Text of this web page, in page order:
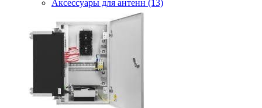
Аксессуары для антенн (13)